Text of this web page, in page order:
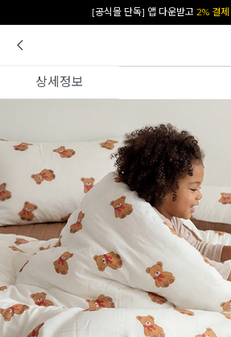
카카오 플친 추가하면1천원 즉시
상세정보